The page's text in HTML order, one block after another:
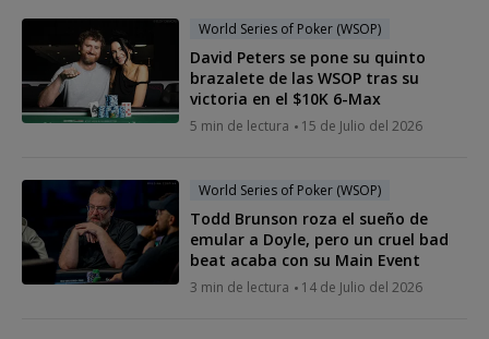
World Series of Poker (WSOP)
David Peters se pone su quinto
brazalete de las WSOP tras su
victoria en el $10K 6-Max
5 min de lectura 15 de Julio del 2026
World Series of Poker (WSOP)
Todd Brunson roza el sueño de
emular a Doyle, pero un cruel bad
beat acaba con su Main Event
3 min de lectura 14 de Julio del 2026